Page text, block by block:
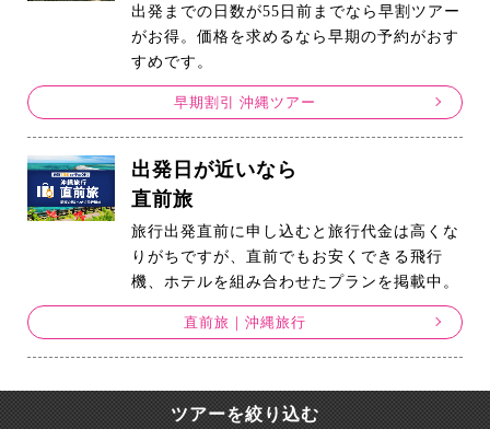
出発までの日数が55日前までなら早割ツアー
がお得。価格を求めるなら早期の予約がおす
すめです。
早期割引 沖縄ツアー
出発日が近いなら
直前旅
旅行出発直前に申し込むと旅行代金は高くな
りがちですが、直前でもお安くできる飛行
機、ホテルを組み合わせたプランを掲載中。
直前旅｜沖縄旅行
ツアーを絞り込む